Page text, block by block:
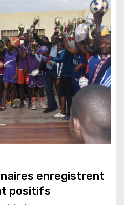
enregistrent
positifs